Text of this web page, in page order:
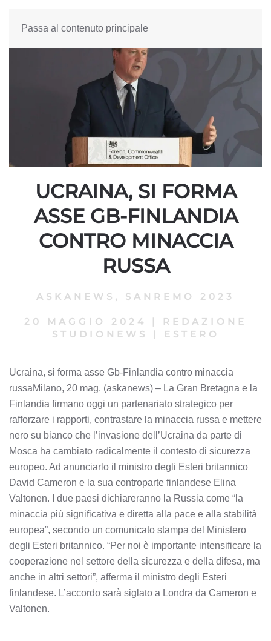
Passa al contenuto principale
UCRAINA, SI FORMA
ASSE GB-FINLANDIA
CONTRO MINACCIA
RUSSA
ASKANEWS , SANREMO 2023
20 MAGGIO 2024 |
REDAZIONE
STUDIONEWS
| ESTERO
Ucraina, si forma asse Gb-Finlandia contro minaccia
russaMilano, 20 mag. (askanews) – La Gran Bretagna e la
Finlandia firmano oggi un partenariato strategico per
rafforzare i rapporti, contrastare la minaccia russa e mettere
nero su bianco che l’invasione dell’Ucraina da parte di
Mosca ha cambiato radicalmente il contesto di sicurezza
europeo. Ad anunciarlo il ministro degli Esteri britannico
David Cameron e la sua controparte finlandese Elina
Valtonen. I due paesi dichiareranno la Russia come “la
minaccia più significativa e diretta alla pace e alla stabilità
europea”, secondo un comunicato stampa del Ministero
degli Esteri britannico. “Per noi è importante intensificare la
cooperazione nel settore della sicurezza e della difesa, ma
anche in altri settori”, afferma il ministro degli Esteri
finlandese. L’accordo sarà siglato a Londra da Cameron e
Valtonen.